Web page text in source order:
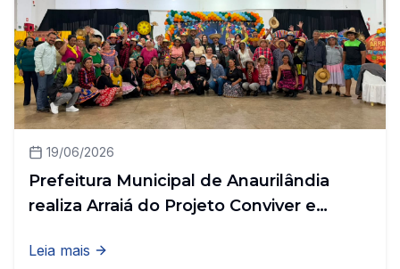
19/06/2026
Prefeitura Municipal de Anaurilândia
realiza Arraiá do Projeto Conviver e
e integração
Leia mais